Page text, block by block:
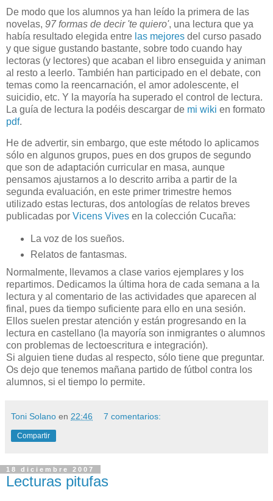
De modo que los alumnos ya han leído la primera de las
novelas, 97 formas de decir 'te quiero', una lectura que ya
había resultado elegida entre las mejores del curso pasado
y que sigue gustando bastante, sobre todo cuando hay
lectoras (y lectores) que acaban el libro enseguida y animan
al resto a leerlo. También han participado en el debate, con
temas como la reencarnación, el amor adolescente, el
suicidio, etc. Y la mayoría ha superado el control de lectura.
La guía de lectura la podéis descargar de mi wiki en formato
pdf.
He de advertir, sin embargo, que este método lo aplicamos
sólo en algunos grupos, pues en dos grupos de segundo
que son de adaptación curricular en masa, aunque
pensamos ajustarnos a lo descrito arriba a partir de la
segunda evaluación, en este primer trimestre hemos
utilizado estas lecturas, dos antologías de relatos breves
publicadas por Vicens Vives en la colección Cucaña:
La voz de los sueños.
Relatos de fantasmas.
Normalmente, llevamos a clase varios ejemplares y los
repartimos. Dedicamos la última hora de cada semana a la
lectura y al comentario de las actividades que aparecen al
final, pues da tiempo suficiente para ello en una sesión.
Ellos suelen prestar atención y están progresando en la
lectura en castellano (la mayoría son inmigrantes o alumnos
con problemas de lectoescritura e integración).
Si alguien tiene dudas al respecto, sólo tiene que preguntar.
Os dejo que tenemos mañana partido de fútbol contra los
alumnos, si el tiempo lo permite.
Toni Solano en 22:46 7 comentarios:
Compartir
18 diciembre 2007
Lecturas pitufas